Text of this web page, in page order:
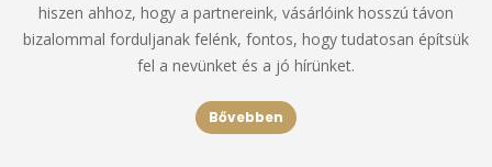
hiszen ahhoz, hogy a partnereink, vásárlóink hosszú távon
bizalommal forduljanak felénk, fontos, hogy tudatosan építsük
fel a nevünket és a jó hírünket.
Bővebben